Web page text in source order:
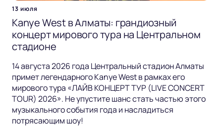
13 июля
Kanye West в Алматы: грандиозный
концерт мирового тура на Центральном
стадионе
14 августа 2026 года Центральный стадион Алматы
примет легендарного Kanye West в рамках его
мирового тура «ЛАЙВ КОНЦЕРТ ТУР (LIVE CONCERT
TOUR) 2026». Не упустите шанс стать частью этого
музыкального события года и насладиться
потрясающим шоу!